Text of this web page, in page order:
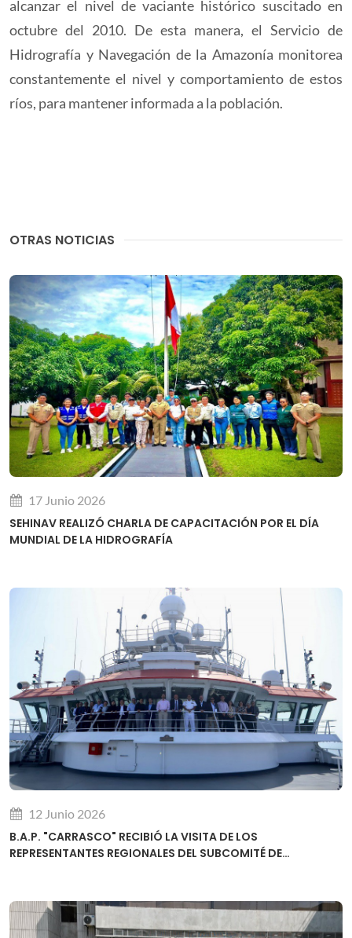
alcanzar el nivel de vaciante histórico suscitado en
octubre del 2010. De esta manera, el Servicio de
Hidrografía y Navegación de la Amazonía monitorea
constantemente el nivel y comportamiento de estos
ríos, para mantener informada a la población.
OTRAS NOTICIAS
17 Junio 2026
SEHINAV REALIZÓ CHARLA DE CAPACITACIÓN POR EL DÍA
MUNDIAL DE LA HIDROGRAFÍA
12 Junio 2026
B.A.P. "CARRASCO" RECIBIÓ LA VISITA DE LOS
REPRESENTANTES REGIONALES DEL SUBCOMITÉ DE